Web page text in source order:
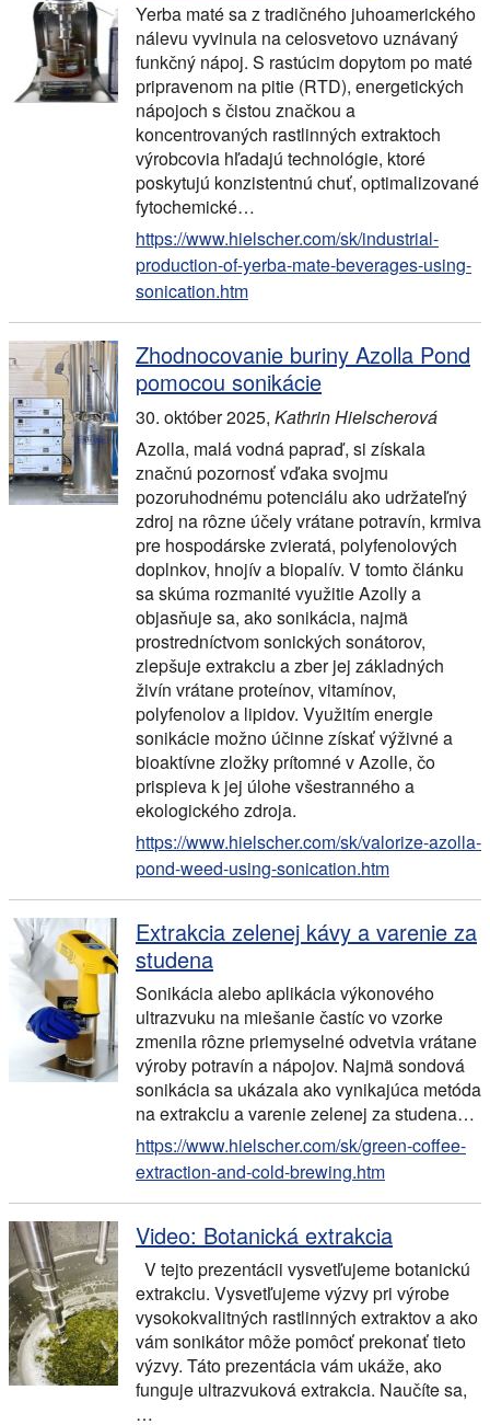
Yerba maté sa z tradičného juhoamerického
nálevu vyvinula na celosvetovo uznávaný
funkčný nápoj. S rastúcim dopytom po maté
pripravenom na pitie (RTD), energetických
nápojoch s čistou značkou a
koncentrovaných rastlinných extraktoch
výrobcovia hľadajú technológie, ktoré
poskytujú konzistentnú chuť, optimalizované
fytochemické…
https://www.hielscher.com/sk/industrial-
production-of-yerba-mate-beverages-using-
sonication.htm
Zhodnocovanie buriny Azolla Pond
pomocou sonikácie
30. október 2025, Kathrin Hielscherová
Azolla, malá vodná papraď, si získala
značnú pozornosť vďaka svojmu
pozoruhodnému potenciálu ako udržateľný
zdroj na rôzne účely vrátane potravín, krmiva
pre hospodárske zvieratá, polyfenolových
doplnkov, hnojív a biopalív. V tomto článku
sa skúma rozmanité využitie Azolly a
objasňuje sa, ako sonikácia, najmä
prostredníctvom sonických sonátorov,
zlepšuje extrakciu a zber jej základných
živín vrátane proteínov, vitamínov,
polyfenolov a lipidov. Využitím energie
sonikácie možno účinne získať výživné a
bioaktívne zložky prítomné v Azolle, čo
prispieva k jej úlohe všestranného a
ekologického zdroja.
https://www.hielscher.com/sk/valorize-azolla-
pond-weed-using-sonication.htm
Extrakcia zelenej kávy a varenie za
studena
Sonikácia alebo aplikácia výkonového
ultrazvuku na miešanie častíc vo vzorke
zmenila rôzne priemyselné odvetvia vrátane
výroby potravín a nápojov. Najmä sondová
sonikácia sa ukázala ako vynikajúca metóda
na extrakciu a varenie zelenej za studena…
https://www.hielscher.com/sk/green-coffee-
extraction-and-cold-brewing.htm
Video: Botanická extrakcia
V tejto prezentácii vysvetľujeme botanickú
extrakciu. Vysvetľujeme výzvy pri výrobe
vysokokvalitných rastlinných extraktov a ako
vám sonikátor môže pomôcť prekonať tieto
výzvy. Táto prezentácia vám ukáže, ako
funguje ultrazvuková extrakcia. Naučíte sa,
…